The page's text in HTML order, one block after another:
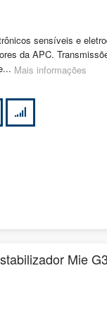
sensíveis e
da APC.
Mais informações
Mie